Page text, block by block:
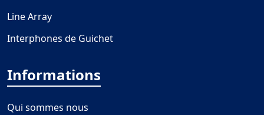
Line Array
Interphones de Guichet
Informations
Qui sommes nous